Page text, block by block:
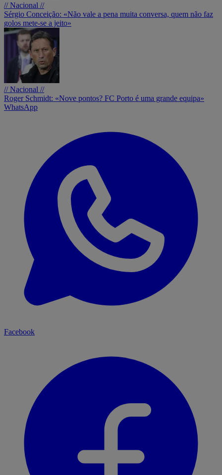
// Nacional //
Sérgio Conceição: «Não vale a pena muita conversa, quem não faz
golos mete-se a jeito»
// Nacional //
Roger Schmidt: «Nove pontos? FC Porto é uma grande equipa»
WhatsApp
Facebook